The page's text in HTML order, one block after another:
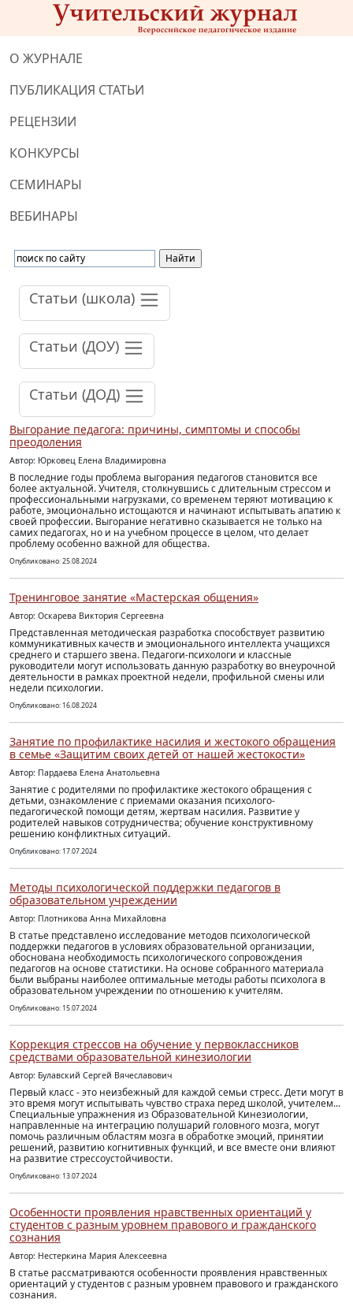
О ЖУРНАЛЕ
ПУБЛИКАЦИЯ СТАТЬИ
РЕЦЕНЗИИ
КОНКУРСЫ
СЕМИНАРЫ
ВЕБИНАРЫ
Статьи (школа)
Статьи (ДОУ)
Статьи (ДОД)
Выгорание педагога: причины, симптомы и способы
преодоления
Автор: Юрковец Елена Владимировна
В последние годы проблема выгорания педагогов становится все
более актуальной. Учителя, столкнувшись с длительным стрессом и
профессиональными нагрузками, со временем теряют мотивацию к
работе, эмоционально истощаются и начинают испытывать апатию к
своей профессии. Выгорание негативно сказывается не только на
самих педагогах, но и на учебном процессе в целом, что делает
проблему особенно важной для общества.
Опубликовано: 25.08.2024
Тренинговое занятие «Мастерская общения»
Автор: Оскарева Виктория Сергеевна
Представленная методическая разработка способствует развитию
коммуникативных качеств и эмоционального интеллекта учащихся
среднего и старшего звена. Педагоги-психологи и классные
руководители могут использовать данную разработку во внеурочной
деятельности в рамках проектной недели, профильной смены или
недели психологии.
Опубликовано: 16.08.2024
Занятие по профилактике насилия и жестокого обращения
в семье «Защитим своих детей от нашей жестокости»
Автор: Пардаева Елена Анатольевна
Занятие с родителями по профилактике жестокого обращения с
детьми, ознакомление с приемами оказания психолого-
педагогической помощи детям, жертвам насилия. Развитие у
родителей навыков сотрудничества; обучение конструктивному
решению конфликтных ситуаций.
Опубликовано: 17.07.2024
Методы психологической поддержки педагогов в
образовательном учреждении
Автор: Плотникова Анна Михайловна
В статье представлено исследование методов психологической
поддержки педагогов в условиях образовательной организации,
обоснована необходимость психологического сопровождения
педагогов на основе статистики. На основе собранного материала
были выбраны наиболее оптимальные методы работы психолога в
образовательном учреждении по отношению к учителям.
Опубликовано: 15.07.2024
Коррекция стрессов на обучение у первоклассников
средствами образовательной кинезиологии
Автор: Булавский Сергей Вячеславович
Первый класс - это неизбежный для каждой семьи стресс. Дети могут в
это время могут испытывать чувство страха перед школой, учителем...
Специальные упражнения из Образовательной Кинезиологии,
направленные на интеграцию полушарий головного мозга, могут
помочь различным областям мозга в обработке эмоций, принятии
решений, развитию когнитивных функций, и все вместе они влияют
на развитие стрессоустойчивости.
Опубликовано: 13.07.2024
Особенности проявления нравственных ориентаций у
студентов с разным уровнем правового и гражданского
сознания
Автор: Нестеркина Мария Алексеевна
В статье рассматриваются особенности проявления нравственных
ориентаций у студентов с разным уровнем правового и гражданского
сознания.